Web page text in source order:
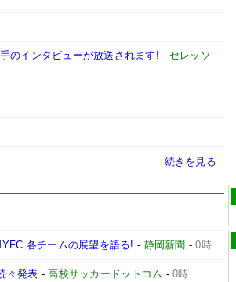
のインタビューが放送されます! - セレッソ
続きを見る
各チームの展望を語る! - 静岡新聞 -0時
々発表 -高校サッカードットコム -0時